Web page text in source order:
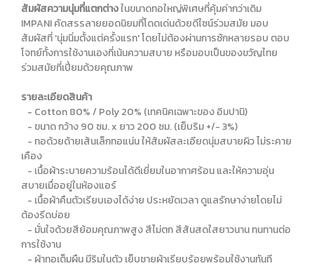
สัมผัสความนุ่มที่แตกต่างในขนาดทอใหญ่พิเศษที่คุ้มค่ากว่าเดิม
IMPANI คัดสรรลายยอดนิยมที่โดดเด่นด้วยดีไซน์ร่วมสมัย มอบ
สัมผัสที่ 'นุ่มนิ่มตั้งแต่ครั้งแรก' โดยไม่ต้องผ่านการซักหลายรอบ ตอบ
โจทย์ทั้งการใช้งานเองที่เน้นความสบาย หรือมอบเป็นของขวัญไทย
ร่วมสมัยที่เปี่ยมด้วยคุณภาพ
รายละเอียดสินค้า
- Cotton 80% / Poly 20% (เทคนิคเฉพาะของ อิมปานิ)
- ขนาด กว้าง 90 ซม. x ยาว 200 ซม. (เย็บริม +/- 3%)
- ทอด้วยด้ายเส้นเล็กทอแน่น ให้สัมผัสละเอียดนุ่มสบายผิว ไม่ระคาย
เคือง
- เนื้อผ้าระบายความร้อนได้ดีเยี่ยมในอากาศร้อน และให้ความอุ่น
สบายเมื่ออยู่ในห้องแอร์
- เนื้อผ้าคืนตัวเรียบเองได้ง่าย ประหยัดเวลา ดูแลรักษาง่ายโดยไม่
ต้องรีดบ่อย
- มั่นใจด้วยสีย้อมคุณภาพสูง สีไม่ตก สีสันสดใสยาวนาน ทนทานต่อ
การใช้งาน
- ผ้าทอเต็มผืน มีริมในตัว เย็บชายผ้าเรียบร้อยพร้อมใช้งานทันที